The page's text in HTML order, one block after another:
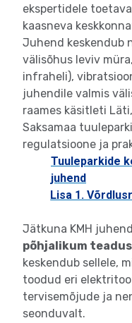
ekspertidele
kaasneva
Juhend keskendub
välisõhus leviv
infraheli),
juhendile valmis
raames käsitleti
Saksamaa
regulatsioone ja
Tuuleparkide
juhend
Lisa 1.
Jätkuna KMH
põhjalikum
keskendub sellele,
toodud eri
tervisemõjude ja
seonduvalt.